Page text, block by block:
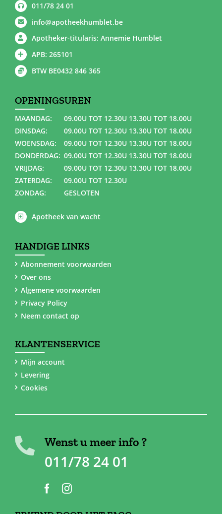
011/78 24 01
info@apotheekhumblet.be
Apotheker-titularis: Annemie Humblet
APB: 265101
BTW BE0432 846 365
OPENINGSUREN
MAANDAG:
09.00U TOT 12.30U 13.30U TOT 18.00U
DINSDAG:
09.00U TOT 12.30U 13.30U TOT 18.00U
WOENSDAG:
09.00U TOT 12.30U 13.30U TOT 18.00U
DONDERDAG: 09.00U TOT 12.30U 13.30U TOT 18.00U
VRIJDAG:
09.00U TOT 12.30U 13.30U TOT 18.00U
ZATERDAG:
09.00U TOT 12.30U
ZONDAG:
GESLOTEN
Apotheek van wacht
HANDIGE LINKS
Abonnement voorwaarden
Over ons
Algemene voorwaarden
Privacy Policy
Neem contact op
KLANTENSERVICE
Mijn account
Levering
Cookies
Wenst u meer info ?
011/78 24 01